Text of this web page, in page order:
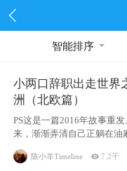
智能排序
小两口辞职出走世界
洲（北欧篇）
PS这是一篇2016年故事重
来，渐渐弄清自己正躺在油
馆
陈小羊Timeline 7.2千